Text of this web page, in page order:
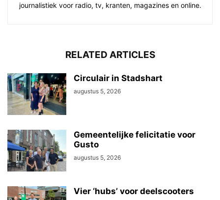
journalistiek voor radio, tv, kranten, magazines en online.
RELATED ARTICLES
Circulair in Stadshart
augustus 5, 2026
Gemeentelijke felicitatie voor
Gusto
augustus 5, 2026
Vier ‘hubs’ voor deelscooters